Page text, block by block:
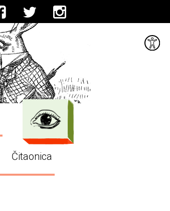
Čitaonica